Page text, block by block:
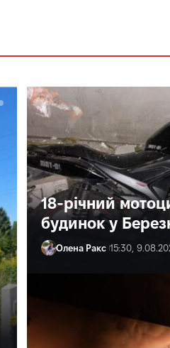
18-річний
будинок у
Олена Ракс 15:30,